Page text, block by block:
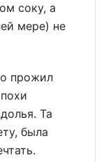
соку, а
мере) не
прожил
Та
была